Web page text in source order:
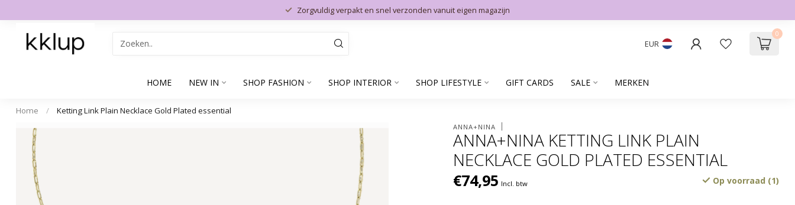
Zorgvuldig verpakt en snel verzonden vanuit eigen magazijn
EUR
0
HOME NEW IN SHOP FASHION SHOP INTERIOR SHOP LIFESTYLE GIFT CARDS SALE MERKEN
Home / Ketting Link Plain Necklace Gold Plated essential
ANNA+NINA
ANNA+NINA KETTING LINK PLAIN
NECKLACE GOLD PLATED ESSENTIAL
€74,95 Incl. btw Op voorraad (1)